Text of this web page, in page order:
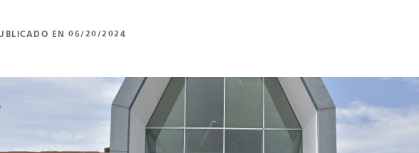
EN 06/20/2024